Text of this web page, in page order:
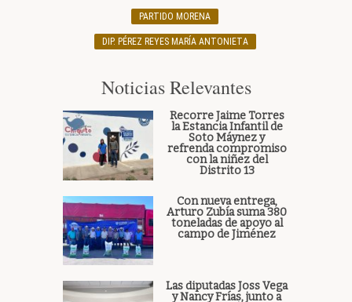
PARTIDO MORENA
DIP. PÉREZ REYES MARÍA ANTONIETA
Noticias Relevantes
Recorre Jaime Torres
la Estancia Infantil de
Soto Máynez y
refrenda compromiso
con la niñez del
Distrito 13
Con nueva entrega,
Arturo Zubía suma 380
toneladas de apoyo al
campo de Jiménez
Las diputadas Joss Vega
y Nancy Frías, junto a